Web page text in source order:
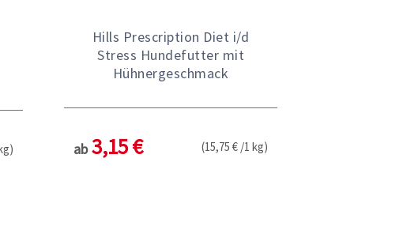
Hills Prescription Diet i/d
Stress Hundefutter mit
Hühnergeschmack
ab 3,15 € (15,75 € /1 kg)